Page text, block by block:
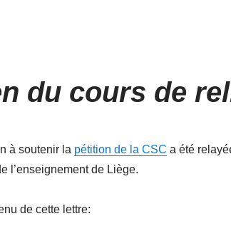
du cours de
à soutenir la pétition de la CSC a été
l’enseignement de Liège.
de cette lettre: